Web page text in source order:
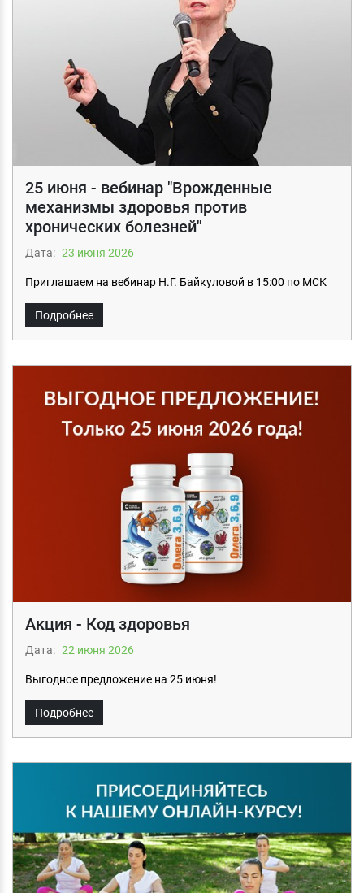
25 июня - вебинар "Врожденные
механизмы здоровья против
хронических болезней"
Дата: 23 июня 2026
Приглашаем на вебинар Н.Г. Байкуловой в 15:00 по МСК
Подробнее
Акция - Код здоровья
Дата: 22 июня 2026
Выгодное предложение на 25 июня!
Подробнее